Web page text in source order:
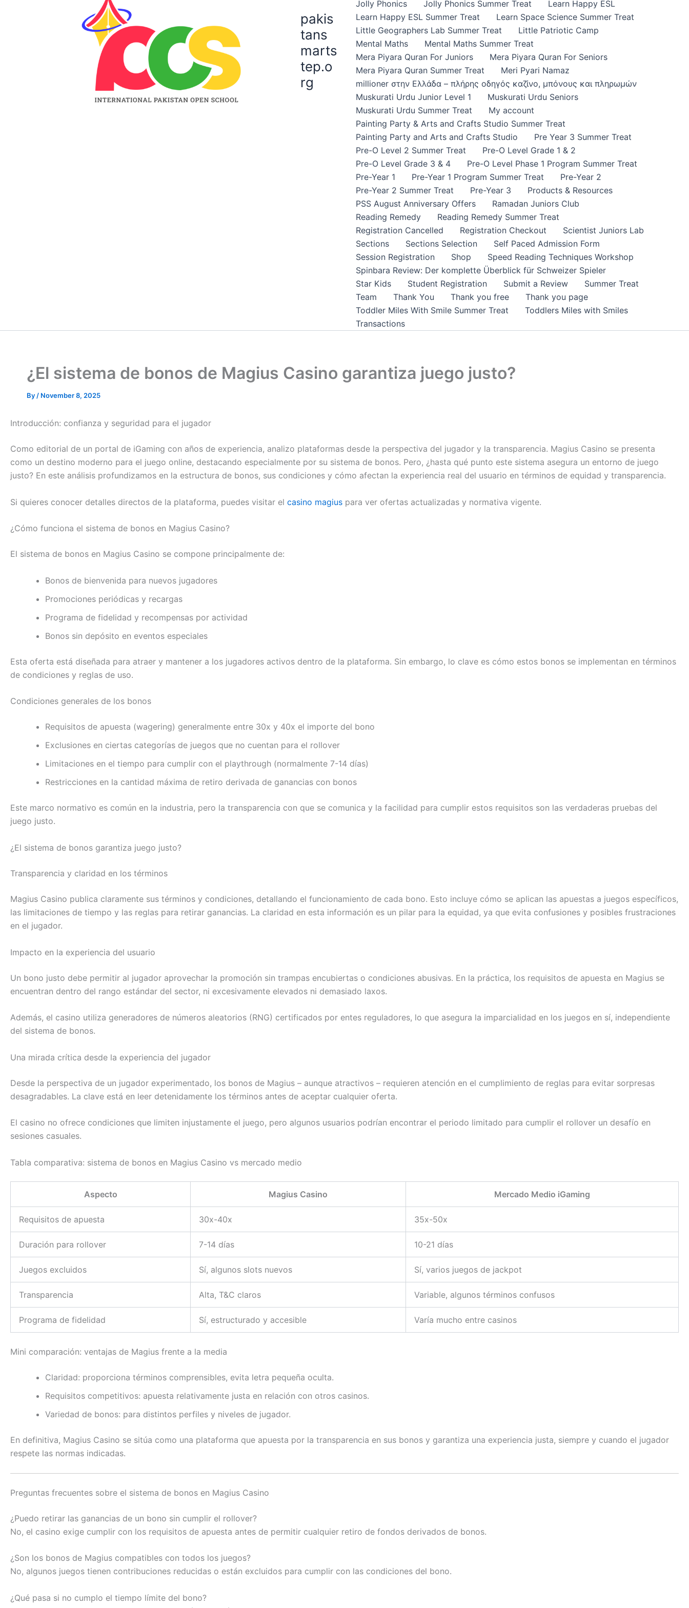
pakis
tans
marts
tep.o
rg
Jolly Phonics
Jolly Phonics Summer Treat
Learn Happy ESL
Learn Happy ESL Summer Treat
Learn Space Science Summer Treat
Little Geographers Lab Summer Treat
Little Patriotic Camp
Mental Maths
Mental Maths Summer Treat
Mera Piyara Quran For Juniors
Mera Piyara Quran For Seniors
Mera Piyara Quran Summer Treat
Meri Pyari Namaz
millioner στην Ελλάδα – πλήρης οδηγός καζίνο, μπόνους και πληρωμών
Muskurati Urdu Junior Level 1
Muskurati Urdu Seniors
Muskurati Urdu Summer Treat
My account
Painting Party & Arts and Crafts Studio Summer Treat
Painting Party and Arts and Crafts Studio
Pre Year 3 Summer Treat
Pre-O Level 2 Summer Treat
Pre-O Level Grade 1 & 2
Pre-O Level Grade 3 & 4
Pre-O Level Phase 1 Program Summer Treat
Pre-Year 1
Pre-Year 1 Program Summer Treat
Pre-Year 2
Pre-Year 2 Summer Treat
Pre-Year 3
Products & Resources
PSS August Anniversary Offers
Ramadan Juniors Club
Reading Remedy
Reading Remedy Summer Treat
Registration Cancelled
Registration Checkout
Scientist Juniors Lab
Sections
Sections Selection
Self Paced Admission Form
Session Registration
Shop
Speed Reading Techniques Workshop
Spinbara Review: Der komplette Überblick für Schweizer Spieler
Star Kids
Student Registration Submit a Review
Summer Treat
Team
Thank You Thank you free
Thank you page
Toddler Miles With Smile Summer Treat
Toddlers Miles with Smiles
Transactions
¿El sistema de bonos de Magius Casino garantiza juego justo?
By / November 8, 2025
Introducción: confianza y seguridad para el jugador
Como editorial de un portal de iGaming con años de experiencia, analizo plataformas desde la perspectiva del jugador y la transparencia. Magius Casino se presenta
como un destino moderno para el juego online, destacando especialmente por su sistema de bonos. Pero, ¿hasta qué punto este sistema asegura un entorno de juego
justo? En este análisis profundizamos en la estructura de bonos, sus condiciones y cómo afectan la experiencia real del usuario en términos de equidad y transparencia.
Si quieres conocer detalles directos de la plataforma, puedes visitar el casino magius para ver ofertas actualizadas y normativa vigente.
¿Cómo funciona el sistema de bonos en Magius Casino?
El sistema de bonos en Magius Casino se compone principalmente de:
Bonos de bienvenida para nuevos jugadores
Promociones periódicas y recargas
Programa de fidelidad y recompensas por actividad
Bonos sin depósito en eventos especiales
Esta oferta está diseñada para atraer y mantener a los jugadores activos dentro de la plataforma. Sin embargo, lo clave es cómo estos bonos se implementan en términos
de condiciones y reglas de uso.
Condiciones generales de los bonos
Requisitos de apuesta (wagering) generalmente entre 30x y 40x el importe del bono
Exclusiones en ciertas categorías de juegos que no cuentan para el rollover
Limitaciones en el tiempo para cumplir con el playthrough (normalmente 7-14 días)
Restricciones en la cantidad máxima de retiro derivada de ganancias con bonos
Este marco normativo es común en la industria, pero la transparencia con que se comunica y la facilidad para cumplir estos requisitos son las verdaderas pruebas del
juego justo.
¿El sistema de bonos garantiza juego justo?
Transparencia y claridad en los términos
Magius Casino publica claramente sus términos y condiciones, detallando el funcionamiento de cada bono. Esto incluye cómo se aplican las apuestas a juegos específicos,
las limitaciones de tiempo y las reglas para retirar ganancias. La claridad en esta información es un pilar para la equidad, ya que evita confusiones y posibles frustraciones
en el jugador.
Impacto en la experiencia del usuario
Un bono justo debe permitir al jugador aprovechar la promoción sin trampas encubiertas o condiciones abusivas. En la práctica, los requisitos de apuesta en Magius se
encuentran dentro del rango estándar del sector, ni excesivamente elevados ni demasiado laxos.
Además, el casino utiliza generadores de números aleatorios (RNG) certificados por entes reguladores, lo que asegura la imparcialidad en los juegos en sí, independiente
del sistema de bonos.
Una mirada crítica desde la experiencia del jugador
Desde la perspectiva de un jugador experimentado, los bonos de Magius – aunque atractivos – requieren atención en el cumplimiento de reglas para evitar sorpresas
desagradables. La clave está en leer detenidamente los términos antes de aceptar cualquier oferta.
El casino no ofrece condiciones que limiten injustamente el juego, pero algunos usuarios podrían encontrar el periodo limitado para cumplir el rollover un desafío en
sesiones casuales.
Tabla comparativa: sistema de bonos en Magius Casino vs mercado medio
Aspecto Magius Casino Mercado Medio iGaming
Requisitos de apuesta 30x-40x 35x-50x
Duración para rollover 7-14 días 10-21 días
Juegos excluidos Sí, algunos slots nuevos Sí, varios juegos de jackpot
Transparencia Alta, T&C claros Variable, algunos términos confusos
Programa de fidelidad Sí, estructurado y accesible Varía mucho entre casinos
Mini comparación: ventajas de Magius frente a la media
Claridad: proporciona términos comprensibles, evita letra pequeña oculta.
Requisitos competitivos: apuesta relativamente justa en relación con otros casinos.
Variedad de bonos: para distintos perfiles y niveles de jugador.
En definitiva, Magius Casino se sitúa como una plataforma que apuesta por la transparencia en sus bonos y garantiza una experiencia justa, siempre y cuando el jugador
respete las normas indicadas.
Preguntas frecuentes sobre el sistema de bonos en Magius Casino
¿Puedo retirar las ganancias de un bono sin cumplir el rollover?
No, el casino exige cumplir con los requisitos de apuesta antes de permitir cualquier retiro de fondos derivados de bonos.
¿Son los bonos de Magius compatibles con todos los juegos?
No, algunos juegos tienen contribuciones reducidas o están excluidos para cumplir con las condiciones del bono.
¿Qué pasa si no cumplo el tiempo límite del bono?